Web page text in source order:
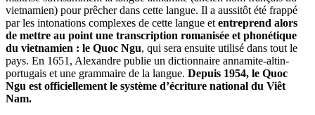
vietnamien) pour prêcher dans cette langue. Il a aussitôt été frappé
par les intonations complexes de cette langue et entreprend alors
de mettre au point une transcription romanisée et phonétique
du vietnamien : le Quoc Ngu, qui sera ensuite utilisé dans tout le
pays. En 1651, Alexandre publie un dictionnaire annamite-altin-
portugais et une grammaire de la langue. Depuis 1954, le Quoc
Ngu est officiellement le système d’écriture national du Viêt
Nam.